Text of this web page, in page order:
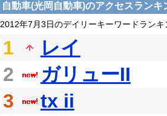
自動車(光岡自動車)のアクセスランキ
2012年7月3日のデイリーキーワードランキ
1
レイ
2
ガリューII
3
tx ii